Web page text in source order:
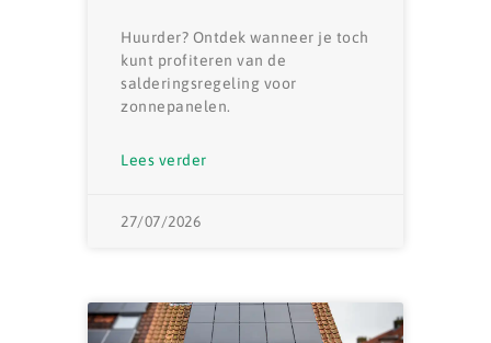
Huurder? Ontdek wanneer je toch
kunt profiteren van de
salderingsregeling voor
zonnepanelen.
Lees verder
27/07/2026